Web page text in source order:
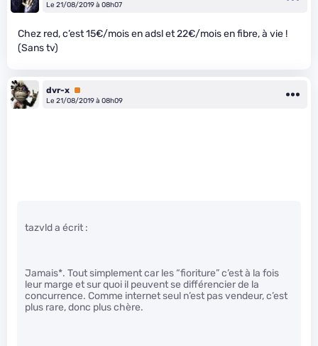
Le 21/08/2019 à 08h07
Chez red, c’est 15€/mois en adsl et 22€/mois en fibre, à vie !
(Sans tv)
dvr-x Premium
Le 21/08/2019 à 08h09
tazvld a écrit :
Jamais*. Tout simplement car les “fioriture” c’est à la fois
leur marge et sur quoi il peuvent se différencier de la
concurrence. Comme internet seul n’est pas vendeur, c’est
plus rare, donc plus chère.